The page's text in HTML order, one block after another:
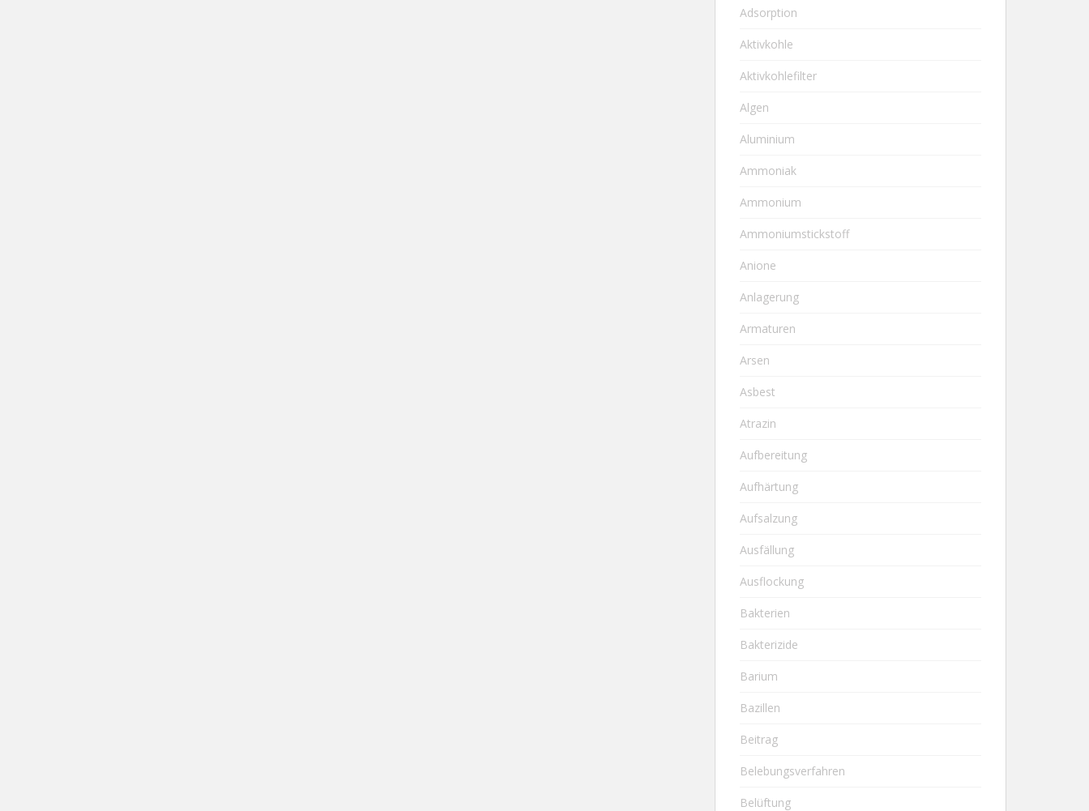
Adsorption
Aktivkohle
Aktivkohlefilter
Algen
Aluminium
Ammoniak
Ammonium
Ammoniumstickstoff
Anione
Anlagerung
Armaturen
Arsen
Asbest
Atrazin
Aufbereitung
Aufhärtung
Aufsalzung
Ausfällung
Ausflockung
Bakterien
Bakterizide
Barium
Bazillen
Beitrag
Belebungsverfahren
Belüftung